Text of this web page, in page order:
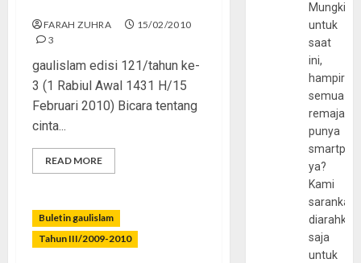
FARAH ZUHRA
15/02/2010
3
gaulislam edisi 121/tahun ke-
3 (1 Rabiul Awal 1431 H/15
Februari 2010) Bicara tentang
cinta...
READ MORE
Buletin gaulislam
Tahun III/2009-2010
Mungkin
untuk
saat
ini,
hampir
semua
remaja
punya
ya?
Kami
sarankan,
diarahkan
saja
untuk